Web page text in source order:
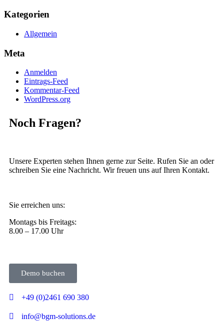
Kategorien
Allgemein
Meta
Anmelden
Eintrags-Feed
Kommentar-Feed
WordPress.org
Noch Fragen?
Unsere Experten stehen Ihnen gerne zur Seite. Rufen Sie an oder
schreiben Sie eine Nachricht. Wir freuen uns auf Ihren Kontakt.
Sie erreichen uns:
Montags bis Freitags:
8.00 – 17.00 Uhr
Demo buchen
+49 (0)2461 690 380
info@bgm-solutions.de